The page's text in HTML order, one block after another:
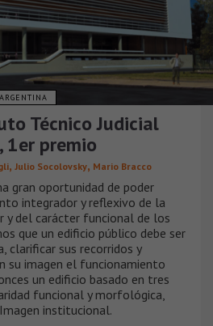
ARGENTINA
Técnico Judicial
1er premio
, Julio Socolovsky, Mario Bracco
gran oportunidad de poder
integrador y reflexivo de la
y del carácter funcional de los
que un edificio público debe ser
clarificar sus recorridos y
su imagen el funcionamiento
un edificio basado en tres
funcional y morfológica,
institucional.